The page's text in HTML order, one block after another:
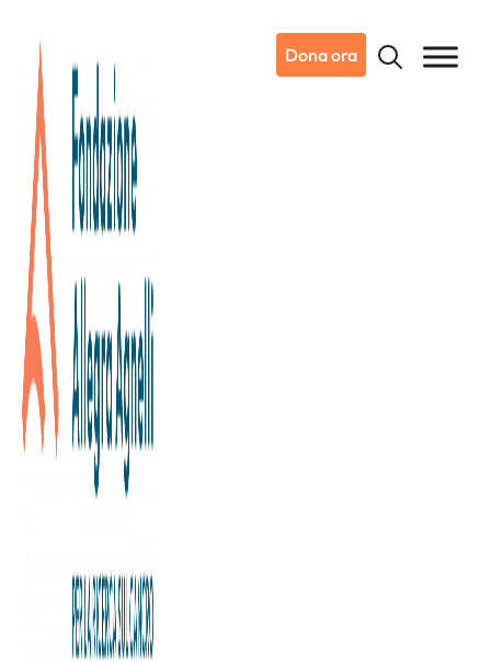
Dona ora
19/06/2022
Notizie da Candiolo
Buon compleanno Fondazione
Trentasei anni fa, oggi, nasceva la Fondazione Allegra
Agnelli per la Ricerca sul Cancro.
attraverso le attività di cura e ricerca dell’Istituto di
Candiolo IRCCS.
Grazie a VOI.